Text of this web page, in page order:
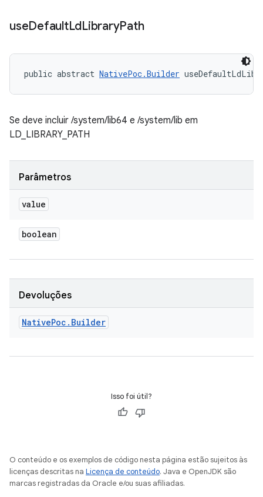
useDefaultLdLibraryPath
public abstract NativePoc.Builder
Se deve incluir /system/lib64 e /system/lib em
LD_LIBRARY_PATH
Parâmetros
value
boolean
Devoluções
NativePoc . Builder
Isso foi útil?
O conteúdo e os exemplos de código nesta página estão sujeitos às
licenças descritas na Licença de conteúdo. Java e OpenJDK são
marcas registradas da Oracle e/ou suas afiliadas.